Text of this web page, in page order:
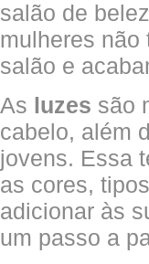
salão de
mulheres não
salão e
As luzes são
cabelo, além
jovens. Essa
as cores,
adicionar às
um passo a